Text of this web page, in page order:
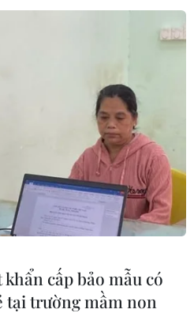
phủ điện tử 2015
phủ Điện tử 2015 sẽ đưa
“Chính phủ Điện tử, Y tế
minh.”
cấp bảo mẫu có
tại trường mầm non